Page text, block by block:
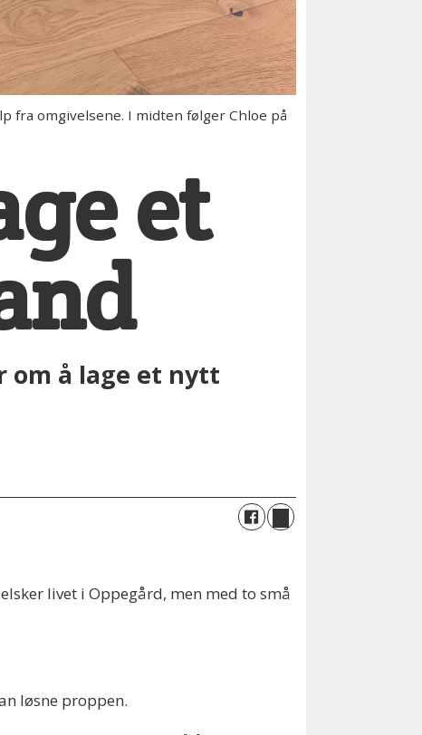
fra omgivelsene. I midten følger Chloe på
et
om å lage et nytt
livet i Oppegård, men med to små
løsne proppen.